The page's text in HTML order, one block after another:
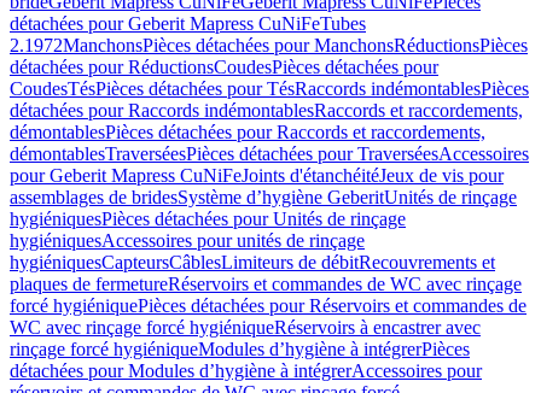
détachées pour Geberit Mapress CuNiFeTubes
2.1972ManchonsPièces détachées pour ManchonsRéductionsPièces
détachées pour RéductionsCoudesPièces détachées pour
CoudesTésPièces détachées pour TésRaccords indémontablesPièces
détachées pour Raccords indémontablesRaccords et raccordements,
démontablesPièces détachées pour Raccords et raccordements,
démontablesTraverséesPièces détachées pour TraverséesAccessoires
pour Geberit Mapress CuNiFeJoints d'étanchéitéJeux de vis pour
assemblages de bridesSystème d’hygiène GeberitUnités de rinçage
hygiéniquesPièces détachées pour Unités de rinçage
hygiéniquesAccessoires pour unités de rinçage
hygiéniquesCapteursCâblesLimiteurs de débitRecouvrements et
plaques de fermetureRéservoirs et commandes de WC avec rinçage
forcé hygiéniquePièces détachées pour Réservoirs et commandes de
WC avec rinçage forcé hygiéniqueRéservoirs à encastrer avec
rinçage forcé hygiéniqueModules d’hygiène à intégrerPièces
détachées pour Modules d’hygiène à intégrerAccessoires pour